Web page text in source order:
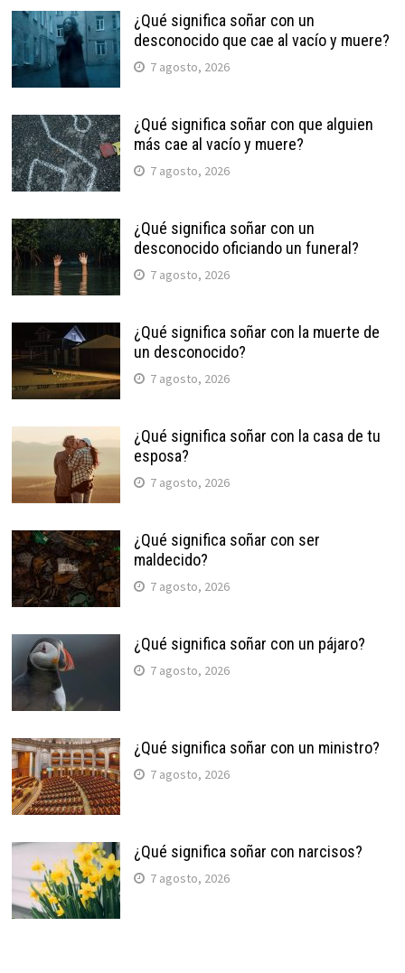
¿Qué significa soñar con un
desconocido que cae al vacío y muere?
7 agosto, 2026
¿Qué significa soñar con que alguien
más cae al vacío y muere?
7 agosto, 2026
¿Qué significa soñar con un
desconocido oficiando un funeral?
7 agosto, 2026
¿Qué significa soñar con la muerte de
un desconocido?
7 agosto, 2026
¿Qué significa soñar con la casa de tu
esposa?
7 agosto, 2026
¿Qué significa soñar con ser
maldecido?
7 agosto, 2026
¿Qué significa soñar con un pájaro?
7 agosto, 2026
¿Qué significa soñar con un ministro?
7 agosto, 2026
¿Qué significa soñar con narcisos?
7 agosto, 2026